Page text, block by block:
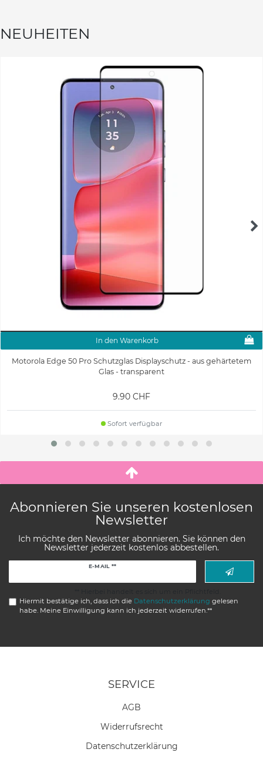
NEUHEITEN
In den Warenkorb
Motorola Edge 50 Pro Schutzglas Displayschutz - aus gehärtetem
Glas - transparent
9.90 CHF
Sofort verfügbar
Abonnieren Sie unseren kostenlosen
Newsletter
Ich möchte den Newsletter abonnieren. Sie können den
Newsletter jederzeit kostenlos abbestellen.
E-MAIL **
Hiermit bestätige ich, dass ich die Daten­schutz­erklärung gelesen
habe. Meine Einwilligung kann ich jederzeit widerrufen.**
SERVICE
AGB
Widerrufs­recht
Daten­schutz­erklärung